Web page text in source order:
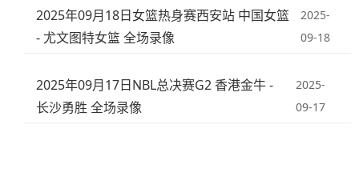
2025年09月18日女篮热身赛西安站 中国女篮
- 尤文图特女篮 全场录像
2025-
09-18
2025年09月17日NBL总决赛G2 香港金牛 -
长沙勇胜 全场录像
2025-
09-17